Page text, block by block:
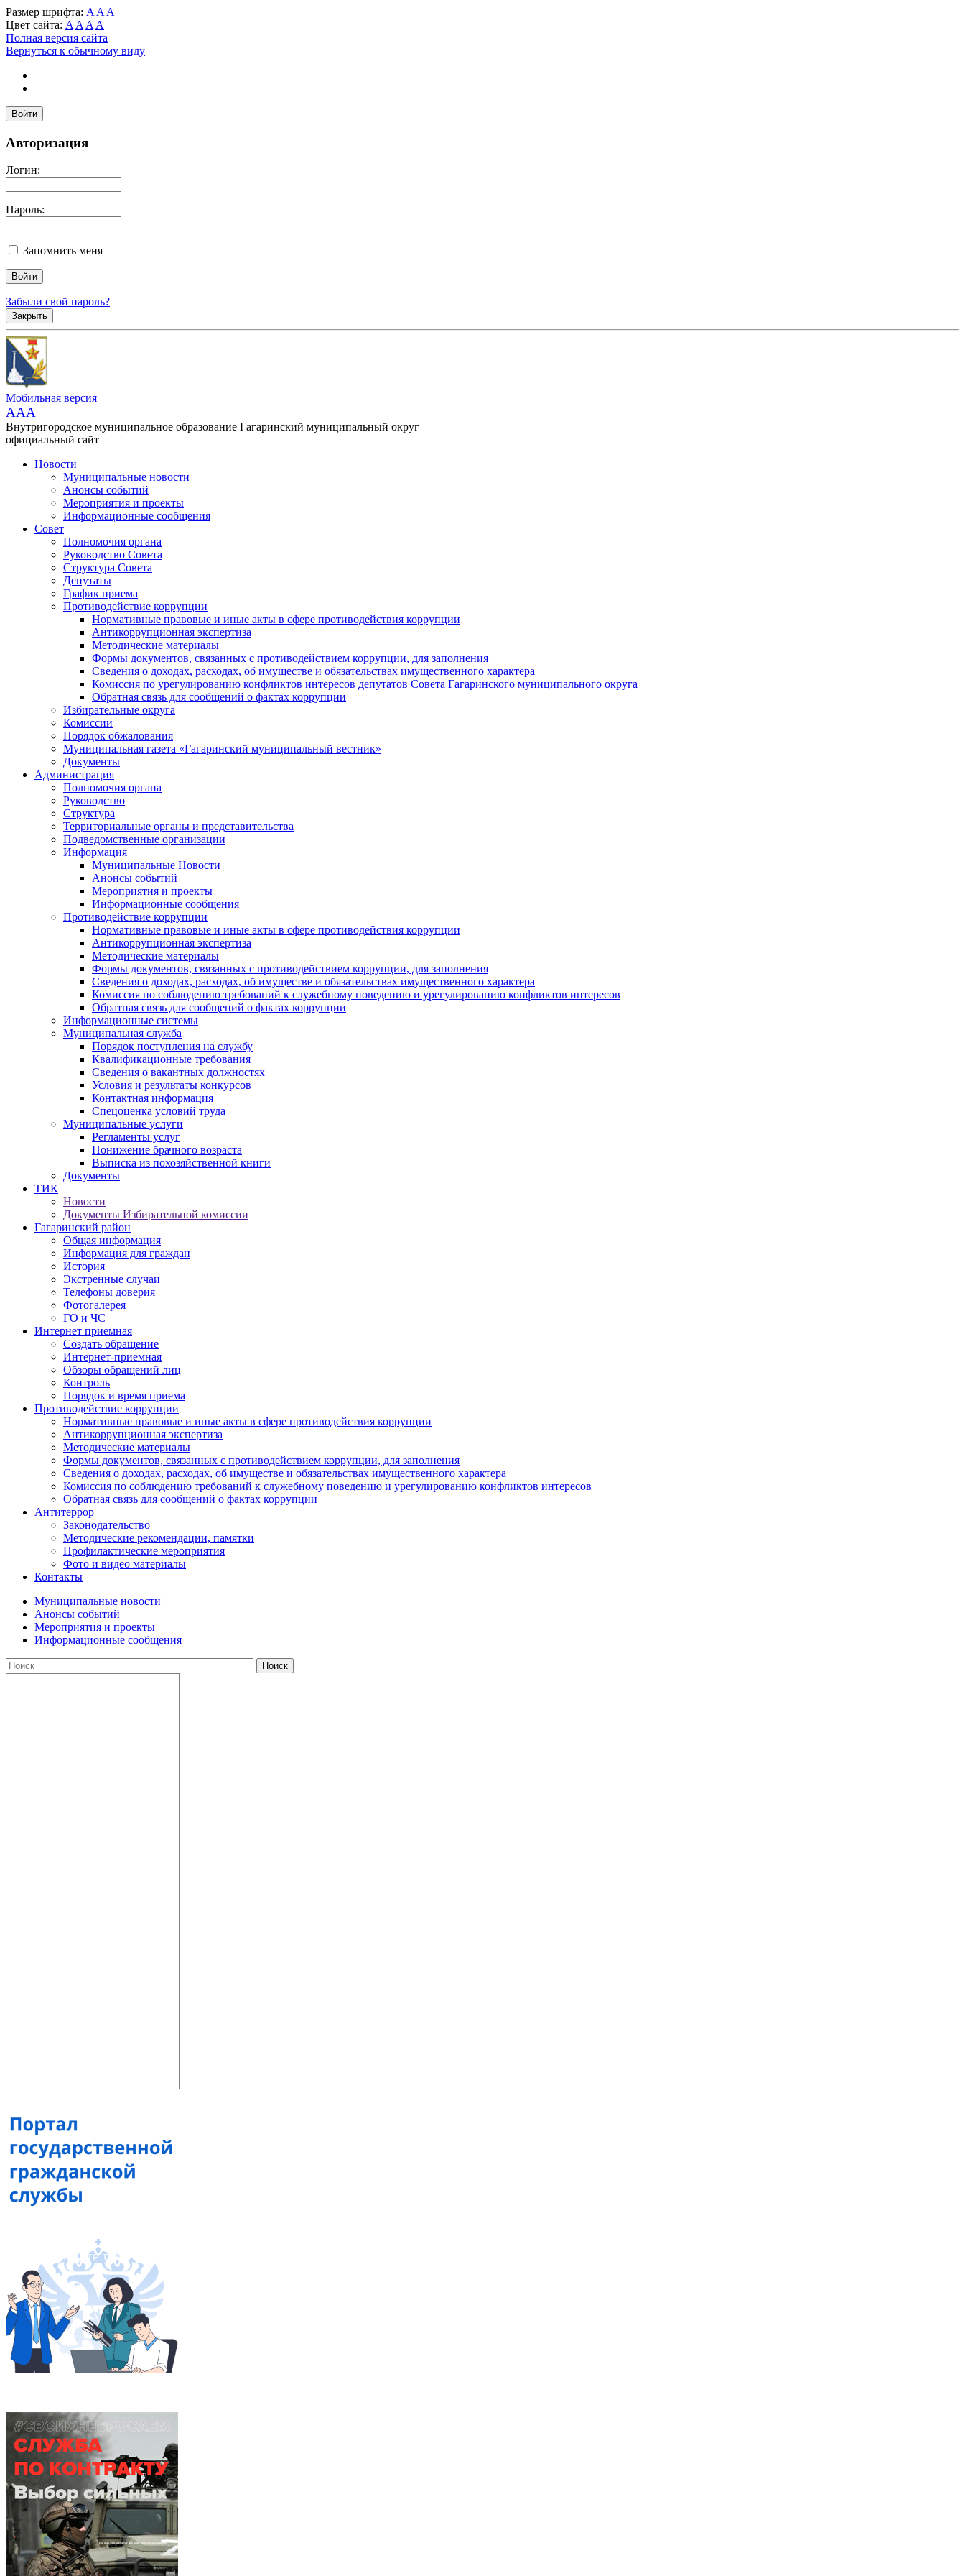
Размер шрифта: A A A
Цвет сайта: A A A A
Полная версия сайта
Вернуться к обычному виду
Войти
Авторизация
Логин:
Пароль:
Запомнить меня
Забыли свой пароль?
Закрыть
Мобильная версия
AAA
Внутригородское муниципальное образование Гагаринский муниципальный округ
официальный сайт
Новости
Муниципальные новости
Анонсы событий
Мероприятия и проекты
Информационные сообщения
Совет
Полномочия органа
Руководство Совета
Структура Совета
Депутаты
График приема
Противодействие коррупции
Нормативные правовые и иные акты в сфере противодействия коррупции
Антикоррупционная экспертиза
Методические материалы
Формы документов, связанных с противодействием коррупции, для заполнения
Сведения о доходах, расходах, об имуществе и обязательствах имущественного характера
Комиссия по урегулированию конфликтов интересов депутатов Совета Гагаринского муниципального округа
Обратная связь для сообщений о фактах коррупции
Избирательные округа
Комиссии
Порядок обжалования
Муниципальная газета «Гагаринский муниципальный вестник»
Документы
Администрация
Полномочия органа
Руководство
Структура
Территориальные органы и представительства
Подведомственные организации
Информация
Муниципальные Новости
Анонсы событий
Мероприятия и проекты
Информационные сообщения
Противодействие коррупции
Нормативные правовые и иные акты в сфере противодействия коррупции
Антикоррупционная экспертиза
Методические материалы
Формы документов, связанных с противодействием коррупции, для заполнения
Сведения о доходах, расходах, об имуществе и обязательствах имущественного характера
Комиссия по соблюдению требований к служебному поведению и урегулированию конфликтов интересов
Обратная связь для сообщений о фактах коррупции
Информационные системы
Муниципальная служба
Порядок поступления на службу
Квалификационные требования
Сведения о вакантных должностях
Условия и результаты конкурсов
Контактная информация
Спецоценка условий труда
Муниципальные услуги
Регламенты услуг
Понижение брачного возраста
Выписка из похозяйственной книги
Документы
ТИК
Новости
Документы Избирательной комиссии
Гагаринский район
Общая информация
Информация для граждан
История
Экстренные случаи
Телефоны доверия
Фотогалерея
ГО и ЧС
Интернет приемная
Создать обращение
Интернет-приемная
Обзоры обращений лиц
Контроль
Порядок и время приема
Противодействие коррупции
Нормативные правовые и иные акты в сфере противодействия коррупции
Антикоррупционная экспертиза
Методические материалы
Формы документов, связанных с противодействием коррупции, для заполнения
Сведения о доходах, расходах, об имуществе и обязательствах имущественного характера
Комиссия по соблюдению требований к служебному поведению и урегулированию конфликтов интересов
Обратная связь для сообщений о фактах коррупции
Антитеррор
Законодательство
Методические рекомендации, памятки
Профилактические мероприятия
Фото и видео материалы
Контакты
Муниципальные новости
Анонсы событий
Мероприятия и проекты
Информационные сообщения